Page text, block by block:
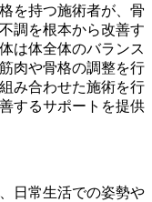
を持つ施術者が、骨
調を根本から改善す
は体全体のバランス
肉や骨格の調整を行
み合わせた施術を行
するサポートを提供
日常生活での姿勢や